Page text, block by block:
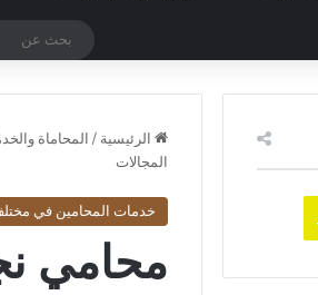
الرئيسية / المحاماة
المجالات
خدمات المحامين في
محامي
سناب